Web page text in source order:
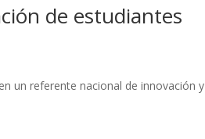
de estudiantes
un referente nacional de innovación y